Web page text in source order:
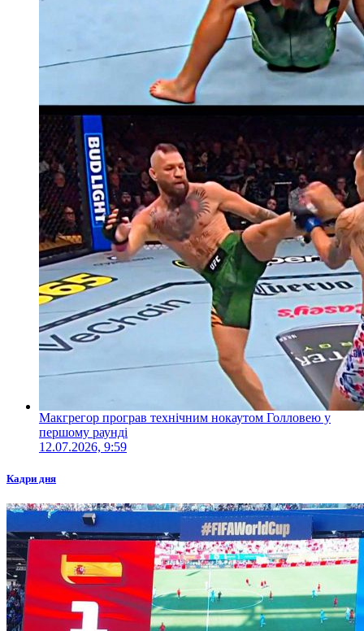
Макгрегор програв технічним нокаутом Голловею у
першому раунді
12.07.2026, 9:59
Кадри дня